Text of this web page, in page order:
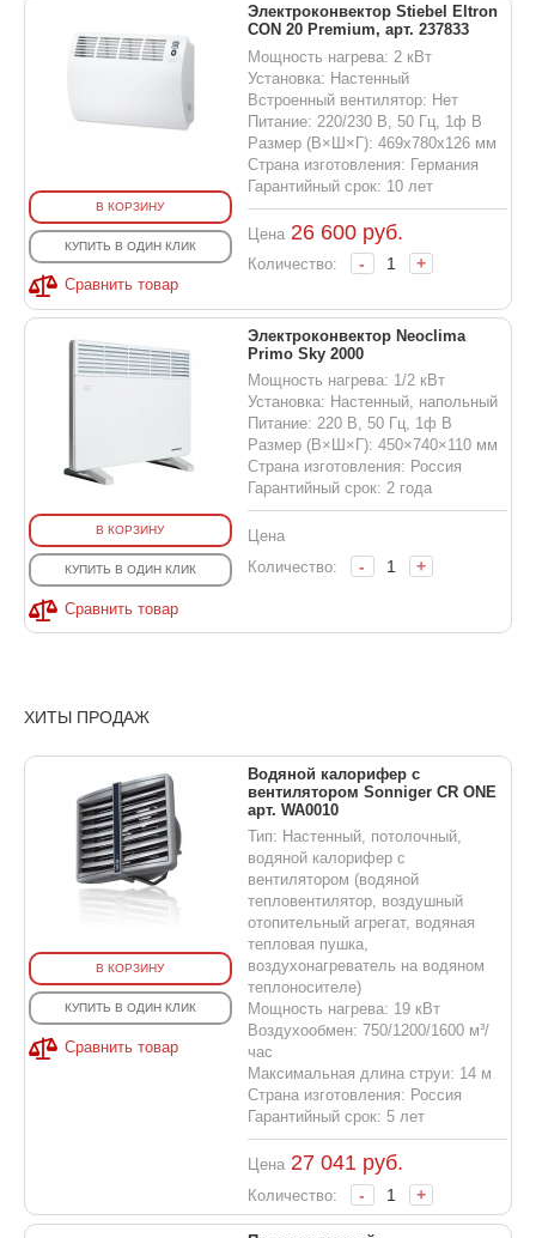
В КОРЗИНУ
КУПИТЬ В ОДИН КЛИК
Сравнить товар
Электроконвектор Stiebel Eltron
CON 20 Premium, арт. 237833
Мощность нагрева: 2 кВт
Установка: Настенный
Встроенный вентилятор: Нет
Питание: 220/230 В, 50 Гц, 1ф В
Размер (В×Ш×Г): 469х780х126 мм
Страна изготовления: Германия
Гарантийный срок: 10 лет
Цена 26 600руб.
Количество: - +
В КОРЗИНУ
КУПИТЬ В ОДИН КЛИК
Сравнить товар
Электроконвектор Neoclima
Primo Sky 2000
Мощность нагрева: 1/2 кВт
Установка: Настенный, напольный
Питание: 220 В, 50 Гц, 1ф В
Размер (В×Ш×Г): 450×740×110 мм
Страна изготовления: Россия
Гарантийный срок: 2 года
Цена
Количество:
- +
ХИТЫ ПРОДАЖ
В КОРЗИНУ
КУПИТЬ В ОДИН КЛИК
Сравнить товар
Водяной калорифер с
вентилятором Sonniger CR ONE
арт. WA0010
Тип: Настенный, потолочный,
водяной калорифер с
вентилятором (водяной
тепловентилятор, воздушный
отопительный агрегат, водяная
тепловая пушка,
воздухонагреватель на водяном
теплоносителе)
Мощность нагрева: 19 кВт
Воздухообмен: 750/1200/1600 м³/
час
Максимальная длина струи: 14 м
Страна изготовления: Россия
Гарантийный срок: 5 лет
Цена 27 041руб.
Количество: - +